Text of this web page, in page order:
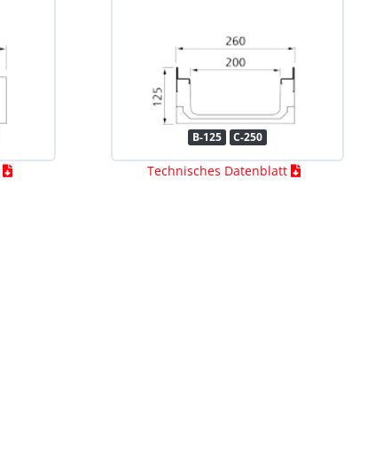
B-125 C-250
Technisches Datenblatt